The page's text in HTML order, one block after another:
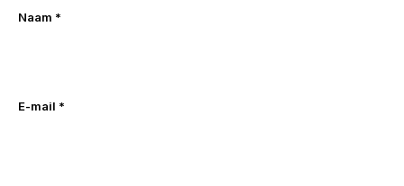
Naam *
E-mail *